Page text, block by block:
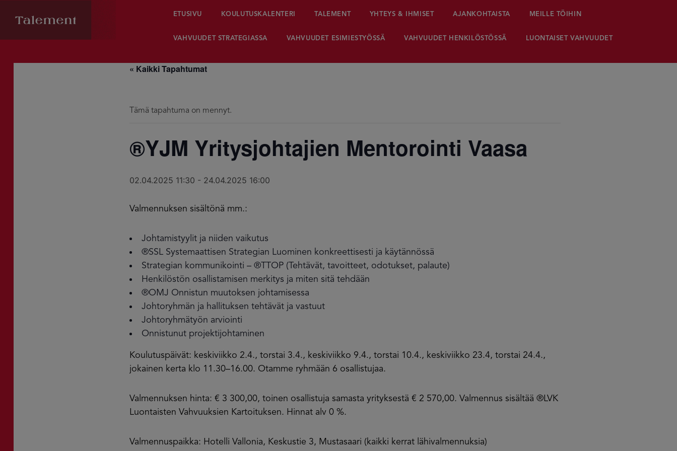
ETUSIVU KOULUTUSKALENTERI TALEMENT YHTEYS & IHMISET AJANKOHTAISTA MEILLE TÖIHIN
VAHVUUDET STRATEGIASSA VAHVUUDET ESIMIESTYÖSSÄ VAHVUUDET HENKILÖSTÖSSÄ LUONTAISET VAHVUUDET
« Kaikki Tapahtumat
Tämä tapahtuma on mennyt.
®YJM Yritysjohtajien Mentorointi Vaasa
02.04.2025 11:30 - 24.04.2025 16:00
Valmennuksen sisältönä mm.:
Johtamistyylit ja niiden vaikutus
®SSL Systemaattisen Strategian Luominen konkreettisesti ja käytännössä
Strategian kommunikointi – ®TTOP (Tehtävät, tavoitteet, odotukset, palaute)
Henkilöstön osallistamisen merkitys ja miten sitä tehdään
®OMJ Onnistun muutoksen johtamisessa
Johtoryhmän ja hallituksen tehtävät ja vastuut
Johtoryhmätyön arviointi
Onnistunut projektijohtaminen
Koulutuspäivät: keskiviikko 2.4., torstai 3.4., keskiviikko 9.4., torstai 10.4., keskiviikko 23.4, torstai 24.4.,
jokainen kerta klo 11.30–16.00. Otamme ryhmään 6 osallistujaa.
Valmennuksen hinta: € 3 300,00, toinen osallistuja samasta yrityksestä € 2 570,00. Valmennus sisältää ®LVK
Luontaisten Vahvuuksien Kartoituksen. Hinnat alv 0 %.
Valmennuspaikka: Hotelli Vallonia, Keskustie 3, Mustasaari (kaikki kerrat lähivalmennuksia)